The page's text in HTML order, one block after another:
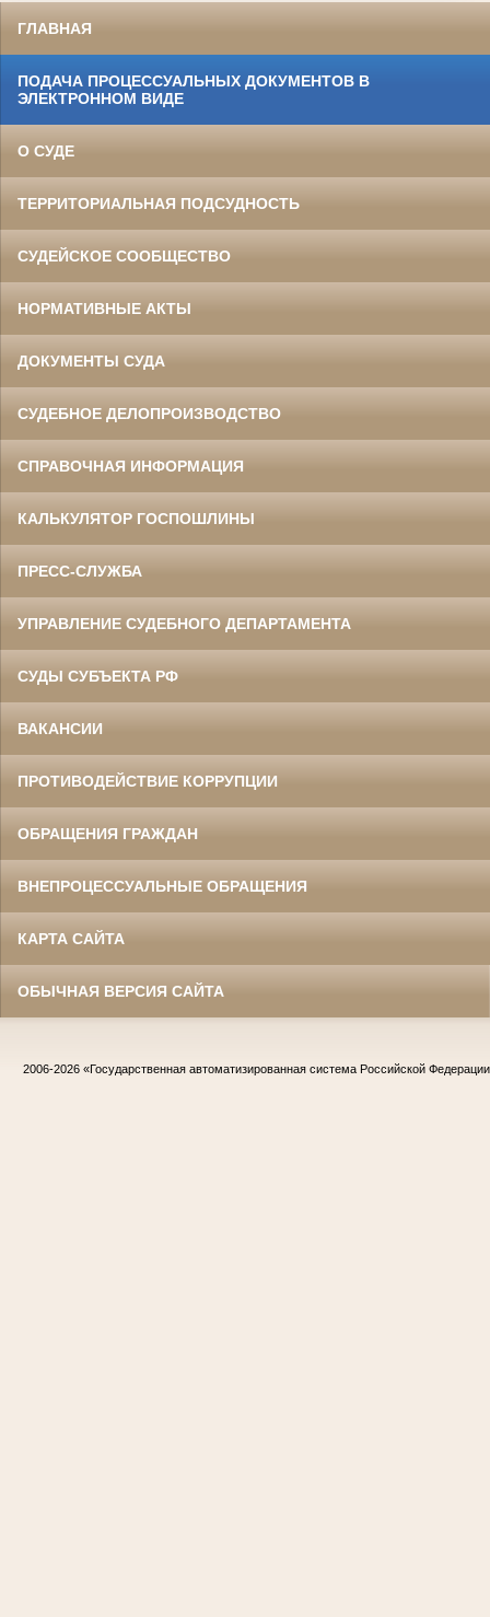
ГЛАВНАЯ
ПОДАЧА ПРОЦЕССУАЛЬНЫХ ДОКУМЕНТОВ В
ЭЛЕКТРОННОМ ВИДЕ
О СУДЕ
ТЕРРИТОРИАЛЬНАЯ ПОДСУДНОСТЬ
СУДЕЙСКОЕ СООБЩЕСТВО
НОРМАТИВНЫЕ АКТЫ
ДОКУМЕНТЫ СУДА
СУДЕБНОЕ ДЕЛОПРОИЗВОДСТВО
СПРАВОЧНАЯ ИНФОРМАЦИЯ
КАЛЬКУЛЯТОР ГОСПОШЛИНЫ
ПРЕСС-СЛУЖБА
УПРАВЛЕНИЕ СУДЕБНОГО ДЕПАРТАМЕНТА
СУДЫ СУБЪЕКТА РФ
ВАКАНСИИ
ПРОТИВОДЕЙСТВИЕ КОРРУПЦИИ
ОБРАЩЕНИЯ ГРАЖДАН
ВНЕПРОЦЕССУАЛЬНЫЕ ОБРАЩЕНИЯ
КАРТА САЙТА
ОБЫЧНАЯ ВЕРСИЯ САЙТА
2006-2026 «Государственная автоматизированная система Российской